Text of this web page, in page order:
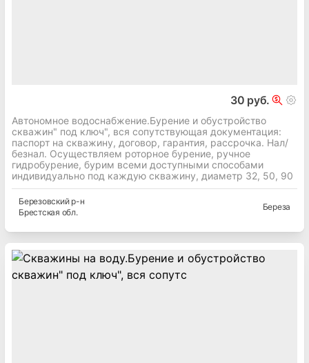
30 руб.
Автономное водоснабжение.Бурение и обустройство
скважин" под ключ", вся сопутствующая документация:
паспорт на скважину, договор, гарантия, рассрочка. Нал/
безнал. Осуществляем роторное бурение, ручное
гидробурение, бурим всеми доступными способами
индивидуально под каждую скважину, диаметр 32, 50, 90
Березовскийр-н
Брестская обл.
Береза